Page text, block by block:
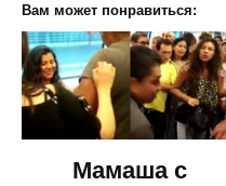
Вам может понравиться:
Мамаша с